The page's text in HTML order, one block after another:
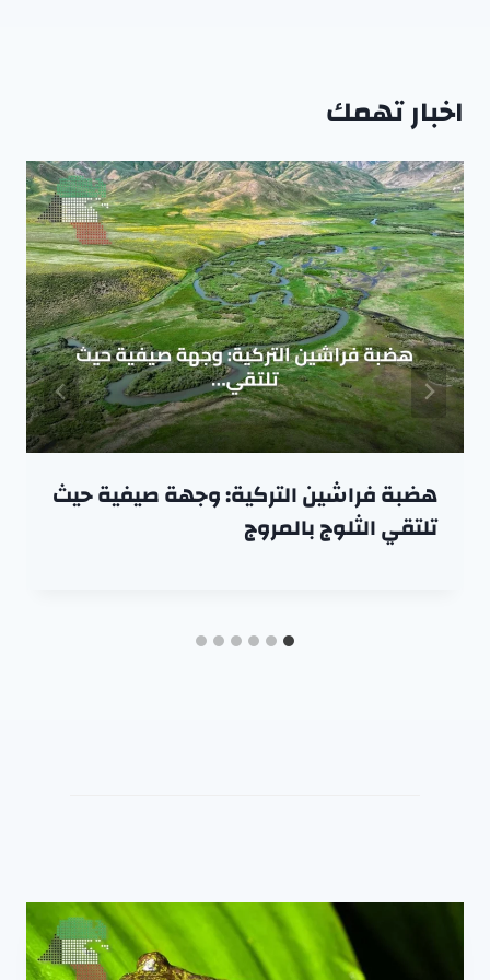
اخبار تهمك
هضبة فراشين التركية: وجهة صيفية حيث
تلتقي الثلوج بالمروج